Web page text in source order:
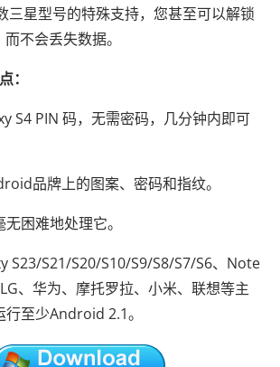
三星型号的特殊支持，您甚至可以解锁
不会丢失数据。
：
S4 PIN 码，无需密码，几分钟内即可
品牌上的图案、密码和指纹。
困难地处理它。
S23/S21/S20/S10/S9/S8/S7/S6、Note
、华为、摩托罗拉、小米、联想等主
至少Android 2.1。